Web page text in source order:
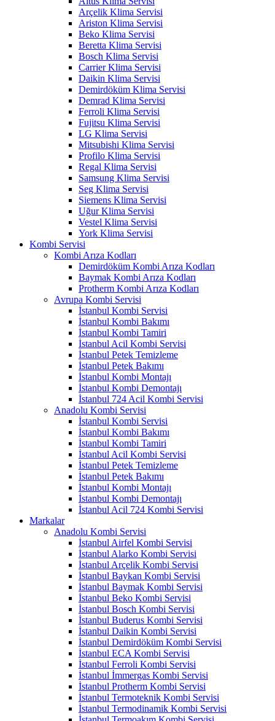
Arçelik Klima Servisi
Ariston Klima Servisi
Beko Klima Servisi
Beretta Klima Servisi
Bosch Klima Servisi
Carrier Klima Servisi
Daikin Klima Servisi
Demirdöküm Klima Servisi
Demrad Klima Servisi
Ferroli Klima Servisi
Fujitsu Klima Servisi
LG Klima Servisi
Mitsubishi Klima Servisi
Profilo Klima Servisi
Regal Klima Servisi
Samsung Klima Servisi
Seg Klima Servisi
Siemens Klima Servisi
Uğur Klima Servisi
Vestel Klima Servisi
York Klima Servisi
Kombi Servisi
Kombi Arıza Kodları
Demirdöküm Kombi Arıza Kodları
Baymak Kombi Arıza Kodları
Protherm Kombi Arıza Kodları
Avrupa Kombi Servisi
İstanbul Kombi Servisi
İstanbul Kombi Bakımı
İstanbul Kombi Tamiri
İstanbul Acil Kombi Servisi
İstanbul Petek Temizleme
İstanbul Petek Bakımı
İstanbul Kombi Montajı
İstanbul Kombi Demontajı
İstanbul 724 Acil Kombi Servisi
Anadolu Kombi Servisi
İstanbul Kombi Servisi
İstanbul Kombi Bakımı
İstanbul Kombi Tamiri
İstanbul Acil Kombi Servisi
İstanbul Petek Temizleme
İstanbul Petek Bakımı
İstanbul Kombi Montajı
İstanbul Kombi Demontajı
İstanbul Acil 724 Kombi Servisi
Markalar
Anadolu Kombi Servisi
İstanbul Airfel Kombi Servisi
İstanbul Alarko Kombi Servisi
İstanbul Arçelik Kombi Servisi
İstanbul Baykan Kombi Servisi
İstanbul Baymak Kombi Servisi
İstanbul Beko Kombi Servisi
İstanbul Bosch Kombi Servisi
İstanbul Buderus Kombi Servisi
İstanbul Daikin Kombi Servisi
İstanbul Demirdöküm Kombi Servisi
İstanbul ECA Kombi Servisi
İstanbul Ferroli Kombi Servisi
İstanbul İmmergas Kombi Servisi
İstanbul Protherm Kombi Servisi
İstanbul Termoteknik Kombi Servisi
İstanbul Termodinamik Kombi Servisi